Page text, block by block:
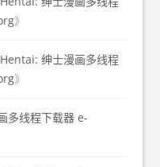
》
绅士漫画多线程
》
多线程下载器 e-